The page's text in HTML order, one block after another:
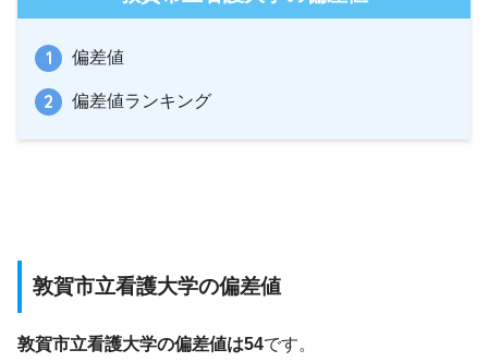
偏差値
偏差値ランキング
敦賀市立看護大学の偏差値
敦賀市立看護大学の偏差値は54です。